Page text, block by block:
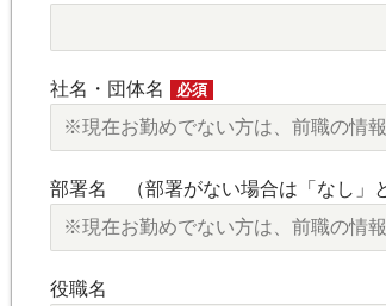
社名・団体名 必須
部署名 （部署がない場合は「なし」
役職名